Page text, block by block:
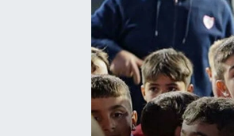
KÜLTÜR SANAT
MAGAZİN
POLİTİKA